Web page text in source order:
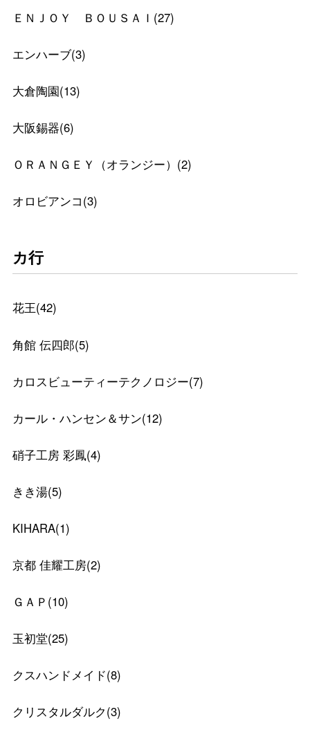
ＥＮＪＯＹ ＢＯＵＳＡＩ (27)
エンハーブ(3)
大倉陶園(13)
大阪錫器(6)
ＯＲＡＮＧＥＹ（オランジー） (2)
オロビアンコ(3)
カ行
花王(42)
角館 伝四郎(5)
カロスビューティーテクノロジー(7)
カール・ハンセン＆サン(12)
硝子工房 彩鳳(4)
きき湯(5)
KIHARA(1)
京都 佳耀工房(2)
ＧＡＰ (10)
玉初堂(25)
クスハンドメイド(8)
クリスタルダルク(3)